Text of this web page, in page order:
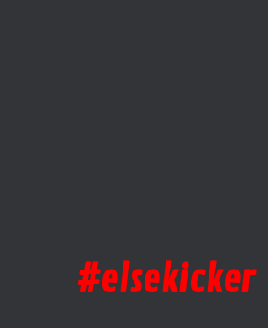
#elsekicker